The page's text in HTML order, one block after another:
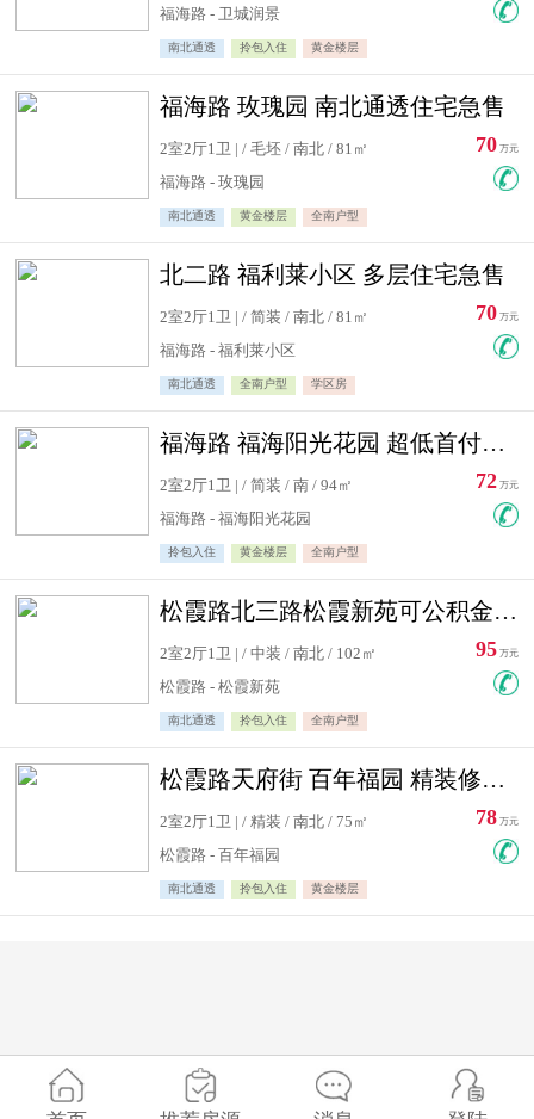
福海路 - 卫城润景
南北通透 拎包入住 黄金楼层
福海路 玫瑰园 南北通透住宅急售
2室2厅1卫 | / 毛坯 / 南北 / 81㎡
福海路 - 玫瑰园
南北通透 黄金楼层 全南户型
70 万元
北二路 福利莱小区 多层住宅急售
2室2厅1卫 | / 简装 / 南北 / 81㎡
福海路 - 福利莱小区
南北通透 全南户型 学区房
70 万元
福海路 福海阳光花园 超低首付住宅急售
2室2厅1卫 | / 简装 / 南 / 94㎡
福海路 - 福海阳光花园
拎包入住 黄金楼层 全南户型
72 万元
松霞路北三路松霞新苑可公积金贷款北小区南北通透住宅急售
2室2厅1卫 | / 中装 / 南北 / 102㎡
松霞路 - 松霞新苑
南北通透 拎包入住 全南户型
95 万元
松霞路天府街 百年福园 精装修住宅急售
2室2厅1卫 | / 精装 / 南北 / 75㎡
松霞路 - 百年福园
南北通透 拎包入住 黄金楼层
78 万元